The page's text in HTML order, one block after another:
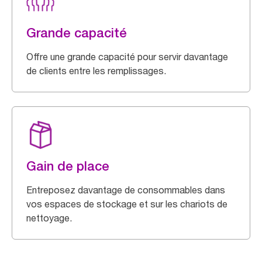
Grande capacité
Offre une grande capacité pour servir davantage
de clients entre les remplissages.
Gain de place
Entreposez davantage de consommables dans
vos espaces de stockage et sur les chariots de
nettoyage.